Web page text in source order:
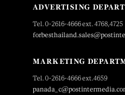
ADVERTISING
Tel. 0-2616-4666 ext. 4768,4725
MARKETING
Tel. 0-2616-4666 ext.4659